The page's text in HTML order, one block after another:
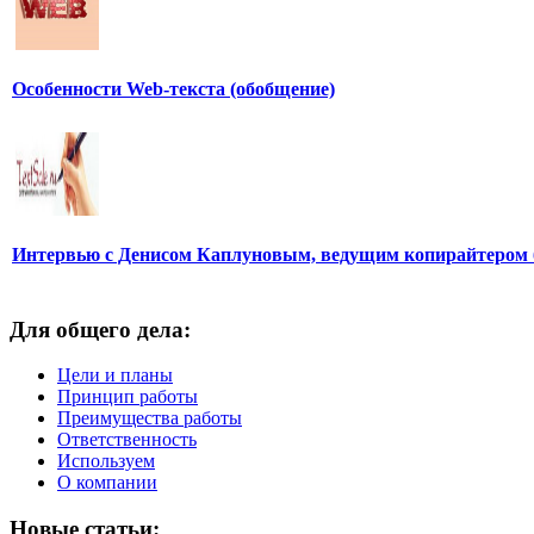
Особенности Web-текста (обобщение)
Интервью с Денисом Каплуновым, ведущим копирайтером
Для общего дела:
Цели и планы
Принцип работы
Преимущества работы
Ответственность
Используем
О компании
Новые статьи: